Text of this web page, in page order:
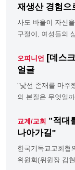
재생산 경험으
사도 바울이 자신
구절이, 여성들의
오피니언 [데스
얼굴
"낯선 존재를 마주
의 본질은 무엇일
교계/교회 "적대
나아가길"
한국기독교교회협
위원회(위원장 김